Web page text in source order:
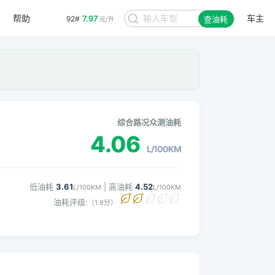
92# 7.97 元/升 查油耗 车主
帮助
综合路况众测油耗
4.06 L/100KM
低油耗 3.61L/100KM | 高油耗 4.52L/100KM
油耗评级: （1.9分）